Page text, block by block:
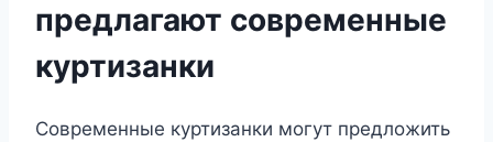
предлагают современные
куртизанки
Современные куртизанки могут предложить